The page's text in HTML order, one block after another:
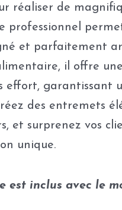
réaliser de
professionnel
et parfaitement
il offre
effort, garantissant
des entremets
et surprenez vos
unique.
est inclus avec le